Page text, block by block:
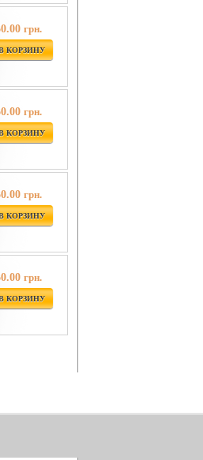
грн.
КОРЗИНУ
грн.
КОРЗИНУ
грн.
КОРЗИНУ
грн.
КОРЗИНУ